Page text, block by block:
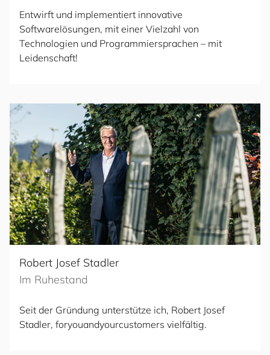
Entwirft und implementiert innovative
Softwarelösungen, mit einer Vielzahl von
Technologien und Programmiersprachen – mit
Leidenschaft!
Robert Josef Stadler
Im Ruhestand
Seit der Gründung unterstütze ich, Robert Josef
Stadler, foryouandyourcustomers vielfältig.